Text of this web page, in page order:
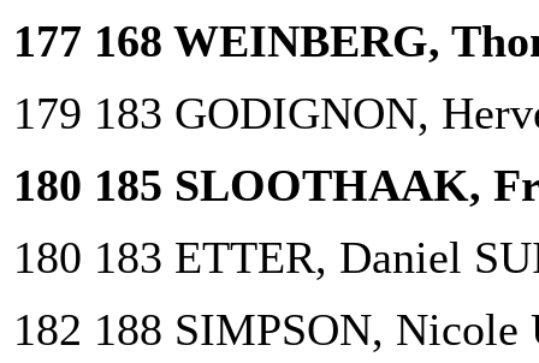
177 168 WEINBERG,
179 183 GODIGNON,
180 185 SLOOTHAAK,
180 183 ETTER, Daniel
182 188 SIMPSON, Nicole